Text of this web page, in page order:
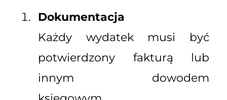
Dokumentacja
Każdy wydatek musi być
potwierdzony fakturą lub
innym dowodem